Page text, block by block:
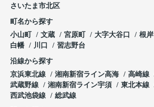
さいたま市北区
町名から探す
小山町
文蔵 宮原町 大字大谷口 根岸
白幡
川口 習志野台
沿線から探す
京浜東北線
湘南新宿ライン高海 高崎線
武蔵野線
湘南新宿ライン宇須 東北本線
西武池袋線
総武線